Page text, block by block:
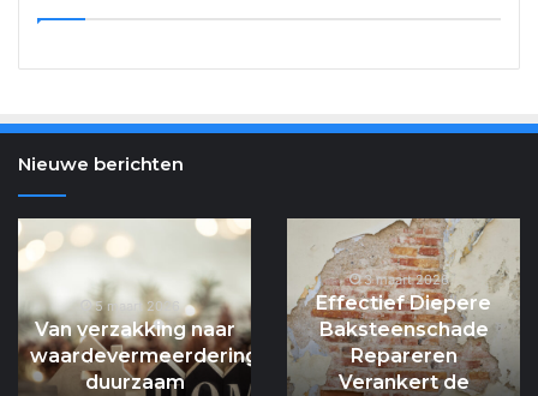
Nieuwe berichten
verzakking
waardevermeerdering:
duurzaam
funderingsherstel
5 maart 2026
Van verzakking naar
waardevermeerdering:
duurzaam
3 maart 2026
Effectief Diepere
Baksteenschade
Repareren
Verankert de